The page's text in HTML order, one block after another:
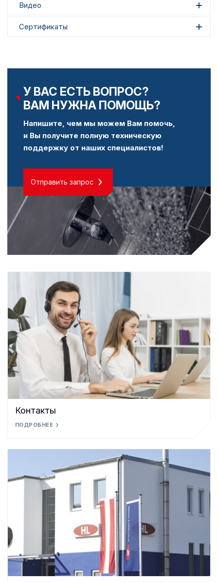
Видео
Сертификаты
У ВАС ЕСТЬ ВОПРОС?
ВАМ НУЖНА ПОМОЩЬ?
Напишите, чем мы можем Вам помочь,
и Вы получите полную техническую
поддержку от наших специалистов!
Отправить запрос
Контакты
ПОДРОБНЕЕ